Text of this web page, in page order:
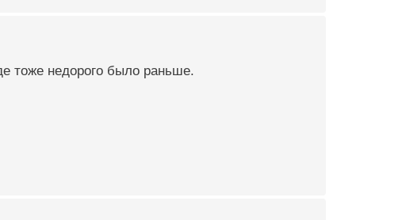
тоже недорого было раньше.